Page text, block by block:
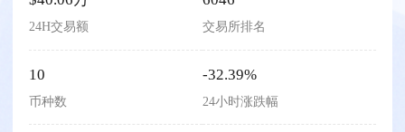
24H交易额 交易所排名
10
币种数
-32.39%
24小时涨跌幅